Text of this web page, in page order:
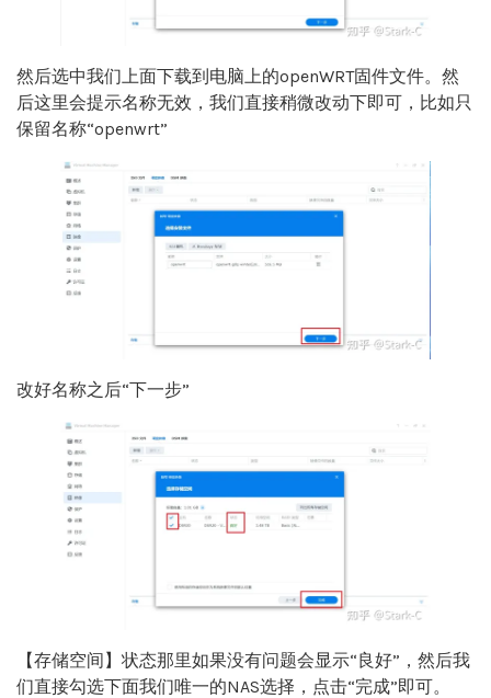
然后选中我们上面下载到电脑上的openWRT固件文件。然
后这里会提示名称无效，我们直接稍微改动下即可，比如只
保留名称“openwrt”
改好名称之后“下一步”
【存储空间】状态那里如果没有问题会显示“良好”，然后我
们直接勾选下面我们唯一的NAS选择，点击“完成”即可。